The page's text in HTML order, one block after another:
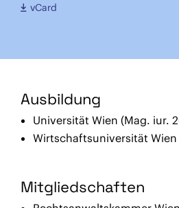
vCard
Ausbildung
Universität Wien (Mag. iur.
Wirtschaftsuniversität Wien
Mitgliedschaften